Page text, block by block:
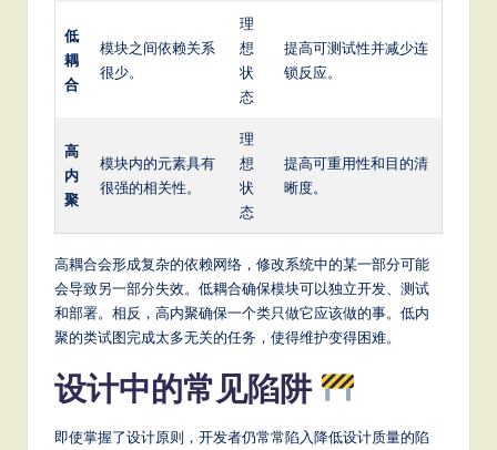
低
耦
合
模块之间依赖关系
很少。
理
想
状
态
提高可测试性并减少连
锁反应。
高
内
聚
模块内的元素具有
很强的相关性。
理
想
状
态
提高可重用性和目的清
晰度。
高耦合会形成复杂的依赖网络，修改系统中的某一部分可能
会导致另一部分失效。低耦合确保模块可以独立开发、测试
和部署。相反，高内聚确保一个类只做它应该做的事。低内
聚的类试图完成太多无关的任务，使得维护变得困难。
设计中的常见陷阱
即使掌握了设计原则，开发者仍常常陷入降低设计质量的陷